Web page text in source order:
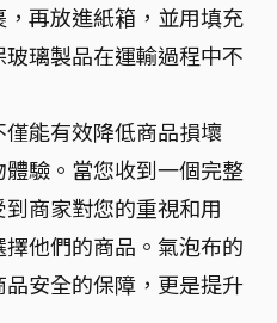
再放進紙箱，並用填充
璃製品在運輸過程中不
能有效降低商品損壞
驗。當您收到一個完整
商家對您的重視和用
他們的商品。氣泡布的
安全的保障，更是提升